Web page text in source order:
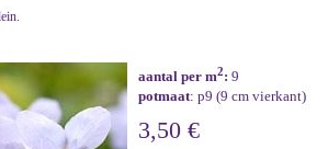
aantal per m2: 9
potmaat: p9 (9 cm vierkant)
3,50 €